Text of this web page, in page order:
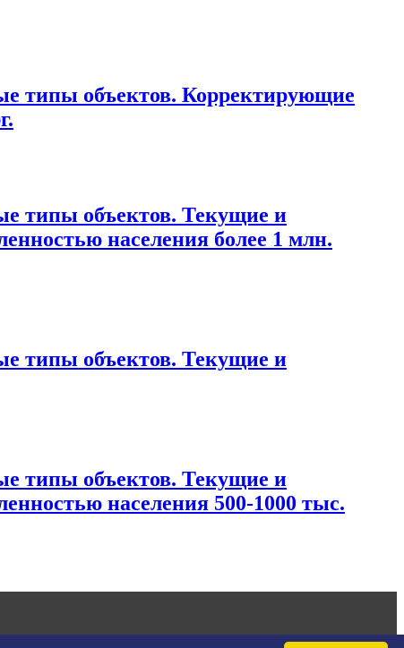
типы объектов. Корректирующие
типы объектов. Текущие и
населения более 1 млн.
типы объектов. Текущие и
типы объектов. Текущие и
населения 500-1000 тыс.